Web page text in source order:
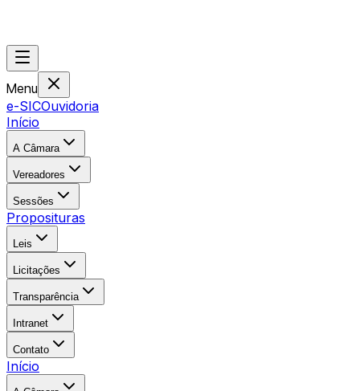
Menu
e-SICOuvidoria
Início
A Câmara
Vereadores
Sessões
Proposituras
Leis
Licitações
Transparência
Intranet
Contato
Início